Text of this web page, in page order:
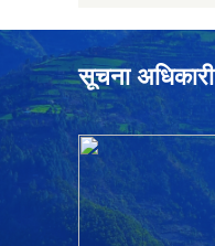
सूचना अधिकारी